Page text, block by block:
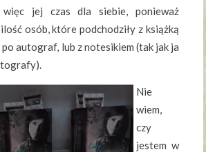
więc jej czas dla siebie, ponieważ
osób, które podchodziły z książką
po autograf, lub z notesikiem (tak jak ja
Nie
wiem,
czy
jestem w